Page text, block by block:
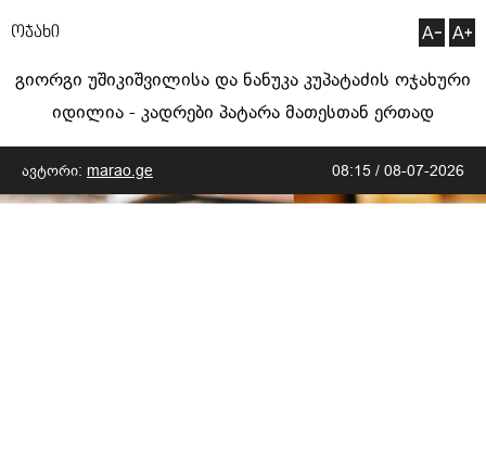
ოჯახი
გიორგი უშიკიშვილისა და ნანუკა კუპატაძის ოჯახური
იდილია - კადრები პატარა მათესთან ერთად
ავტორი: marao.ge 08:15 / 08-07-2026